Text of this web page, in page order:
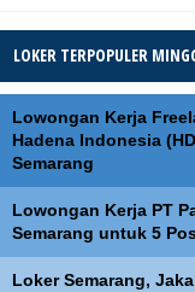
LOKER TERPOPULER
Lowongan Kerja
Hadena Indonesia
Semarang
Lowongan Kerja PT
Semarang untuk 5
Loker Semarang,